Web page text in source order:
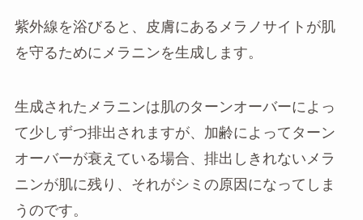
紫外線を浴びると、皮膚にあるメラノサイトが肌
を守るためにメラニンを生成します。
生成されたメラニンは肌のターンオーバーによっ
て少しずつ排出されますが、加齢によってターン
オーバーが衰えている場合、排出しきれないメラ
ニンが肌に残り、それがシミの原因になってしま
うのです。